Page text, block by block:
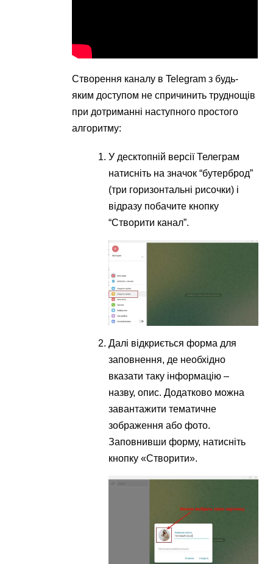
Створення каналу в Telegram з будь-
яким доступом не спричинить труднощів
при дотриманні наступного простого
алгоритму:
У десктопній версії Телеграм
натисніть на значок “бутерброд”
(три горизонтальні рисочки) і
відразу побачите кнопку
“Створити канал”.
Далі відкриється форма для
заповнення, де необхідно
вказати таку інформацію –
назву, опис. Додатково можна
завантажити тематичне
зображення або фото.
Заповнивши форму, натисніть
кнопку «Створити».